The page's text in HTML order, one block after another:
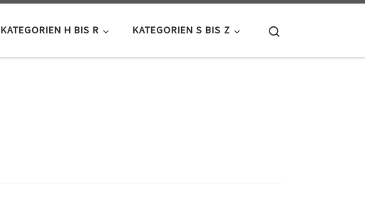
KATEGORIEN H BIS R KATEGORIEN S BIS Z